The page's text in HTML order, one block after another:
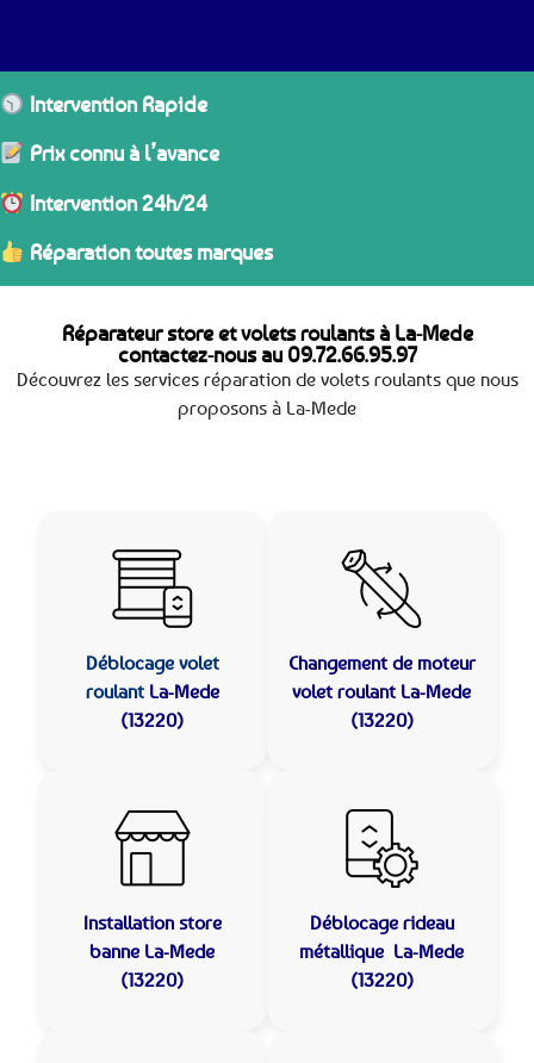
Intervention Rapide
Prix connu à l’avance
Intervention 24h/24
Réparation toutes marques
Réparateur store et volets roulants à La-Mede
contactez-nous au 09.72.66.95.97
Découvrez les services réparation de volets roulants que nous
proposons à La-Mede
Déblocage volet
roulant La-Mede
(13220)
Changement de moteur
volet roulant La-Mede
(13220)
Installation store
banne La-Mede
(13220)
Déblocage rideau
métallique La-Mede
(13220)